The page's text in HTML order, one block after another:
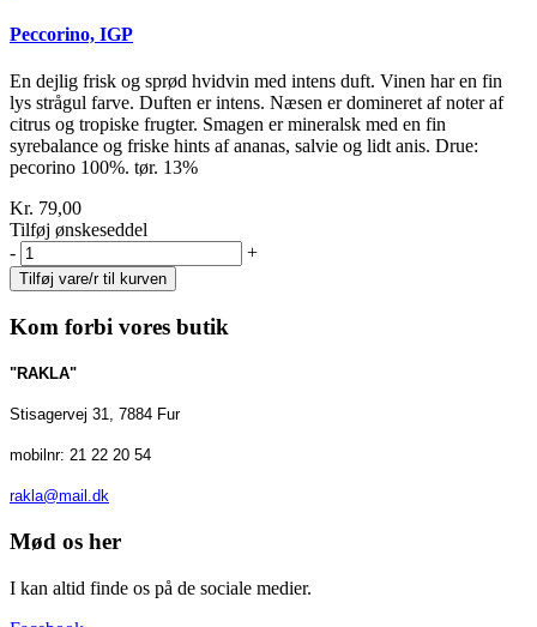
Peccorino, IGP
En dejlig frisk og sprød hvidvin med intens duft. Vinen har en fin
lys strågul farve. Duften er intens. Næsen er domineret af noter af
citrus og tropiske frugter. Smagen er mineralsk med en fin
syrebalance og friske hints af ananas, salvie og lidt anis. Drue:
pecorino 100%. tør. 13%
Kr. 79,00
Tilføj ønskeseddel
-
+
Kom forbi vores butik
"RAKLA"
Stisagervej 31, 7884 Fur
mobilnr: 21 22 20 54
rakla@mail.dk
Mød os her
I kan altid finde os på de sociale medier.